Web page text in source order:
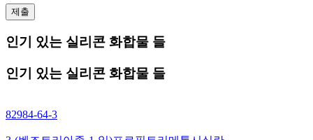
제출
인기 있는 실리콘 화합물 들
인기 있는 실리콘 화합물 들
82984-64-3